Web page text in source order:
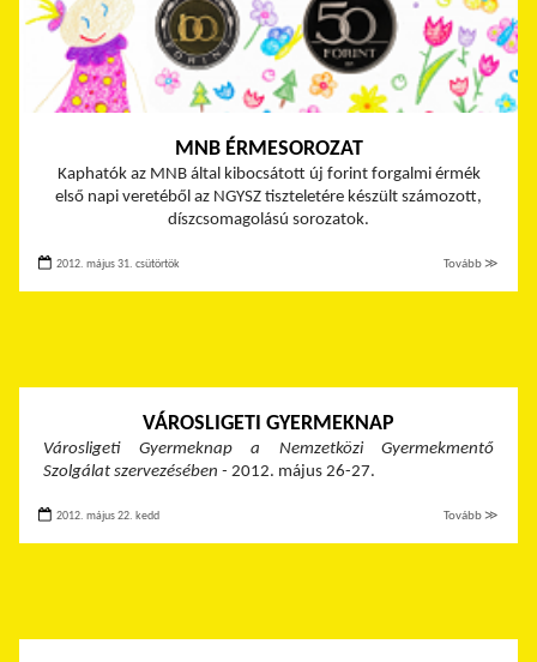
MNB ÉRMESOROZAT
Kaphatók az MNB által kibocsátott új forint forgalmi érmék
első napi veretéből az NGYSZ tiszteletére készült számozott,
díszcsomagolású sorozatok.
2012. május 31. csütörtök Tovább ≫
VÁROSLIGETI GYERMEKNAP
Városligeti Gyermeknap a Nemzetközi Gyermekmentő
Szolgálat szervezésében - 2012. május 26-27.
2012. május 22. kedd Tovább ≫